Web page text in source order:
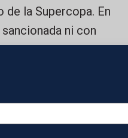
la Supercopa. En
ni con
del FC Barcelona